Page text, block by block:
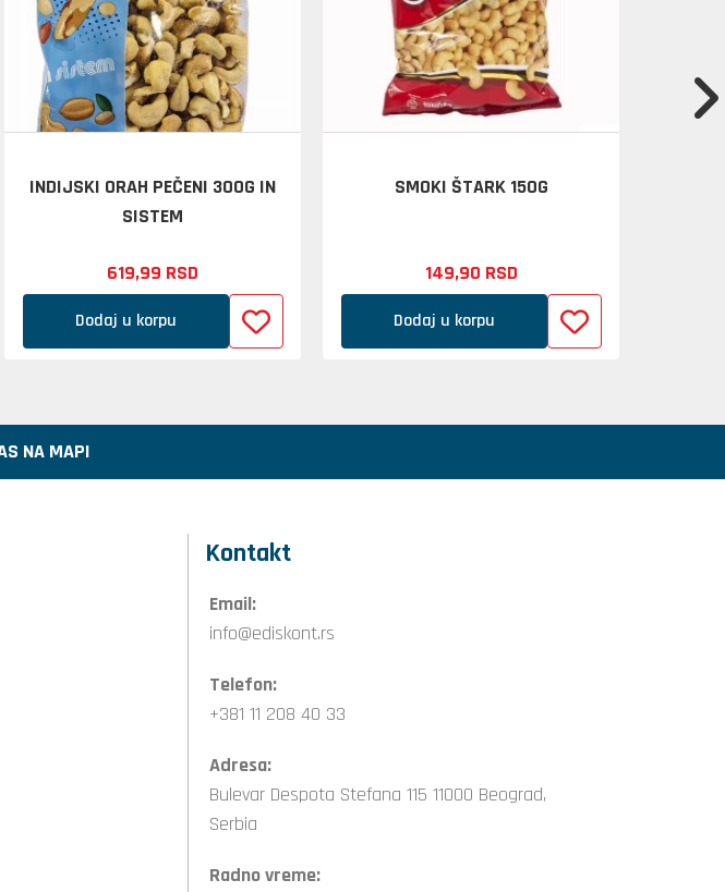
INDIJSKI ORAH PEČENI 300G IN
SISTEM
619,99 RSD
Dodaj u korpu
SMOKI ŠTARK 150G
149,90 RSD
Dodaj u korpu
NA MAPI
Kontakt
Email:
info@ediskont.rs
Telefon:
+381 11 208 40 33
Adresa:
Bulevar Despota Stefana 115 11000 Beograd,
Serbia
Radno vreme: